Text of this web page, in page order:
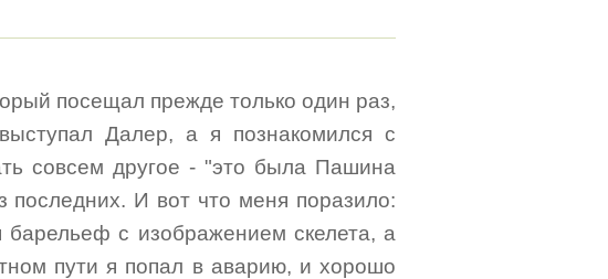
посещал прежде только один раз,
Далер, а я познакомился с
совсем другое - "это была Пашина
И вот что меня поразило:
с изображением скелета, а
пути я попал в аварию, и хорошо